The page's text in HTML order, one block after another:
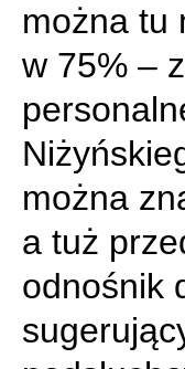
można tu
w 75% –
można
a tuż
odnośnik